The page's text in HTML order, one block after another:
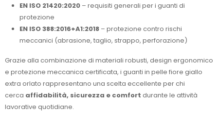
EN ISO 21420:2020 – requisiti generali per i guanti di
protezione
EN ISO 388:2016+A1:2018 – protezione contro rischi
meccanici (abrasione, taglio, strappo, perforazione)
Grazie alla combinazione di materiali robusti, design ergonomico
e protezione meccanica certificata, i guanti in pelle fiore giallo
extra orlato rappresentano una scelta eccellente per chi
cerca affidabilità, sicurezza e comfort durante le attività
lavorative quotidiane.